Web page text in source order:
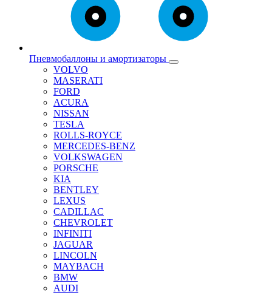
Пневмобаллоны и амортизаторы
VOLVO
MASERATI
FORD
ACURA
NISSAN
TESLA
ROLLS-ROYCE
MERCEDES-BENZ
VOLKSWAGEN
PORSCHE
KIA
BENTLEY
LEXUS
CADILLAC
CHEVROLET
INFINITI
JAGUAR
LINCOLN
MAYBACH
BMW
AUDI